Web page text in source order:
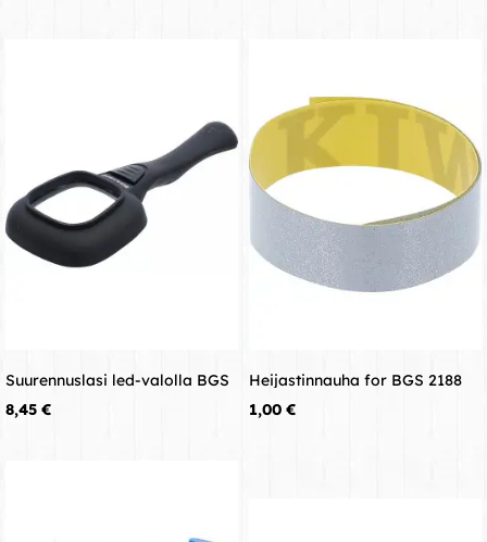
Suurennuslasi led-valolla BGS
Hinta
8,45 €
Heijastinnauha for BGS 2188
Hinta
1,00 €